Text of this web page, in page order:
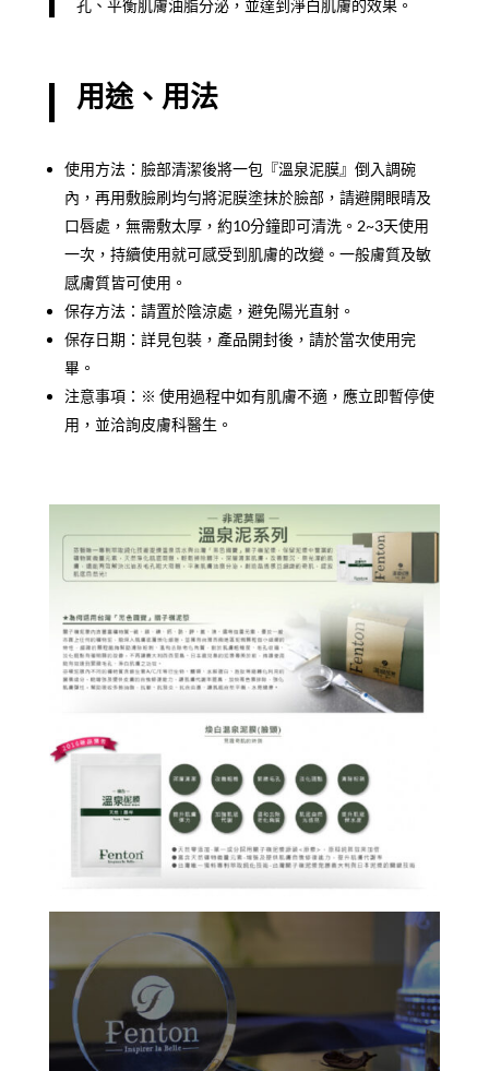
孔、平衡肌膚油脂分泌，並達到淨白肌膚的效果。
用途、用法
使用方法：臉部清潔後將一包『溫泉泥膜』倒入調碗
內，再用敷臉刷均勻將泥膜塗抹於臉部，請避開眼晴及
口唇處，無需敷太厚，約10分鐘即可清洗。2~3天使用
一次，持續使用就可感受到肌膚的改變。一般膚質及敏
感膚質皆可使用。
保存方法：請置於陰涼處，避免陽光直射。
保存日期：詳見包裝，產品開封後，請於當次使用完
畢。
注意事項：※ ​使用過程中如有肌膚不適，應立即暫停使
用，並洽詢皮膚科醫生。